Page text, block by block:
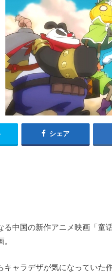
シェア
る中国の新作アニメ映画「童
キャラデザが気になっていた